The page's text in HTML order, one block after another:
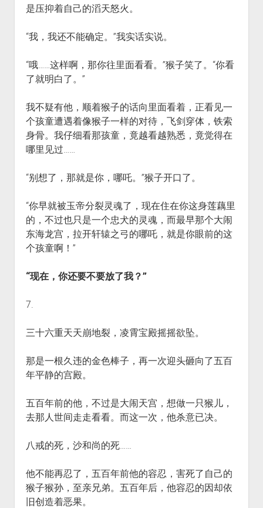
是压抑着自己的滔天怒火。
“我，我还不能确定。”我实话实说。
“哦……这样啊，那你往里面看看。”猴子笑了。“你看
了就明白了。”
我不疑有他，顺着猴子的话向里面看着，正看见一
个孩童遭遇着像猴子一样的对待，飞剑穿体，铁索
身骨。我仔细看那孩童，竟越看越熟悉，竟觉得在
哪里见过……
“别想了，那就是你，哪吒。”猴子开口了。
“你早就被玉帝分裂灵魂了，现在住在你这身莲藕里
的，不过也只是一个忠犬的灵魂，而最早那个大闹
东海龙宫，拉开轩辕之弓的哪吒，就是你眼前的这
个孩童啊！”
“现在，你还要不要放了我？”
7.
三十六重天天崩地裂，凌霄宝殿摇摇欲坠。
那是一根久违的金色棒子，再一次迎头砸向了五百
年平静的宫殿。
五百年前的他，不过是大闹天宫，想做一只猴儿，
去那人世间走走看看。而这一次，他杀意已决。
八戒的死，沙和尚的死……
他不能再忍了，五百年前他的容忍，害死了自己的
猴子猴孙，至亲兄弟。五百年后，他容忍的因却依
旧创造着恶果。